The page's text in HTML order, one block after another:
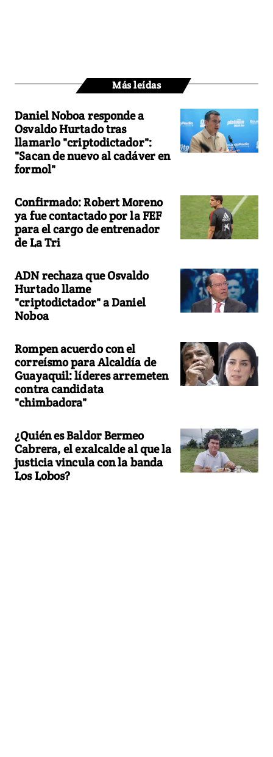
Más leídas
Daniel Noboa responde a
Osvaldo Hurtado tras
llamarlo "criptodictador":
"Sacan de nuevo al cadáver en
formol"
Confirmado: Robert Moreno
ya fue contactado por la FEF
para el cargo de entrenador
de La Tri
ADN rechaza que Osvaldo
Hurtado llame
"criptodictador" a Daniel
Noboa
Rompen acuerdo con el
correísmo para Alcaldía de
Guayaquil: líderes arremeten
contra candidata
"chimbadora"
¿Quién es Baldor Bermeo
Cabrera, el exalcalde al que la
justicia vincula con la banda
Los Lobos?